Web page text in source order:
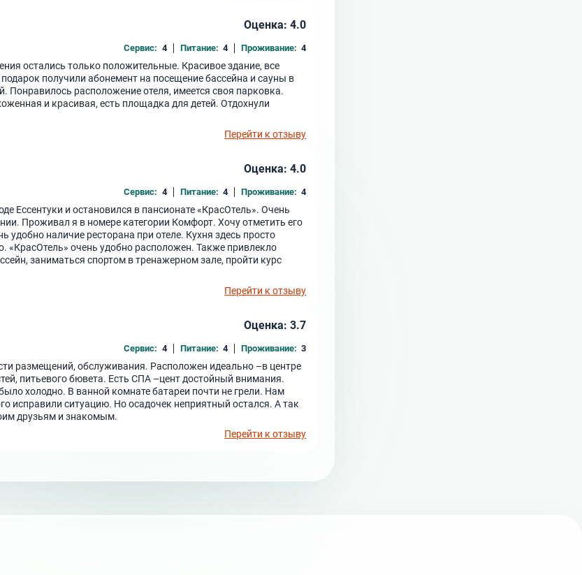
Оценка: 4.0
Сервис: 4 Питание: 4 Проживание: 4
остались только положительные. Красивое здание, все
получили абонемент на посещение бассейна и сауны в
Понравилось расположение отеля, имеется своя парковка.
и красивая, есть площадка для детей. Отдохнули
Перейти к отзыву
Оценка: 4.0
Сервис: 4 Питание: 4 Проживание: 4
Ессентуки и остановился в пансионате «КрасОтель». Очень
Проживал я в номере категории Комфорт. Хочу отметить его
наличие ресторана при отеле. Кухня здесь просто
«КрасОтель» очень удобно расположен. Также привлекло
заниматься спортом в тренажерном зале, пройти курс
Перейти к отзыву
Оценка: 3.7
Сервис: 4 Питание: 4 Проживание: 3
размещений, обслуживания. Расположен идеально –в центре
питьевого бювета. Есть СПА –цент достойный внимания.
холодно. В ванной комнате батареи почти не грели. Нам
исправили ситуацию. Но осадочек неприятный остался. А так
друзьям и знакомым.
Перейти к отзыву